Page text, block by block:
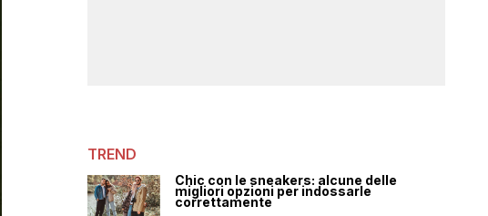
TREND
Chic con le sneakers: alcune delle
migliori opzioni per indossarle
correttamente